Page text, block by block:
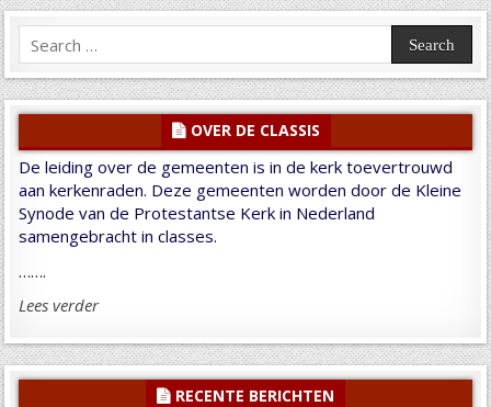
Search
for:
OVER DE CLASSIS
De leiding over de gemeenten is in de kerk toevertrouwd
aan kerkenraden. Deze gemeenten worden door de Kleine
Synode van de Protestantse Kerk in Nederland
samengebracht in classes.
…….
Lees verder
RECENTE BERICHTEN